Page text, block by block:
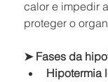
calor e impedir
proteger o
➤ Fases da
Hipotermia